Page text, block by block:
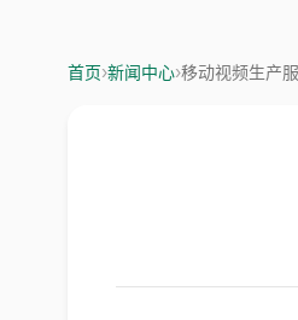
首页›新闻中心›移动视频生产